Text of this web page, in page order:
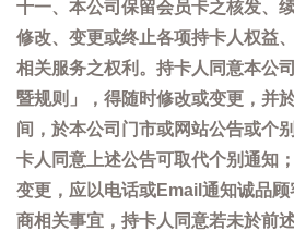
十一、本公司保留会员卡之核发、
修改、变更或终止各项持卡人权益
相关服务之权利。持卡人同意本公
暨规则」，得随时修改或变更，并
间，於本公司门市或网站公告或个
卡人同意上述公告可取代个别通知
变更，应以电话或Email通知诚品
商相关事宜，持卡人同意若未於前